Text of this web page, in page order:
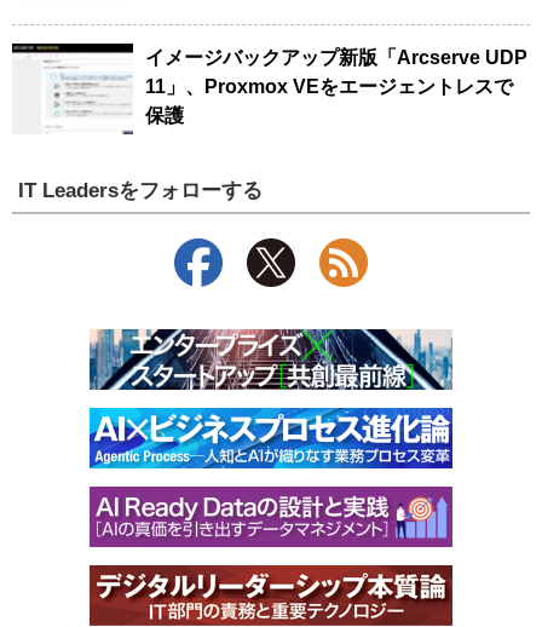
イメージバックアップ新版「Arcserve UDP
11」、Proxmox VEをエージェントレスで
保護
IT Leadersをフォローする